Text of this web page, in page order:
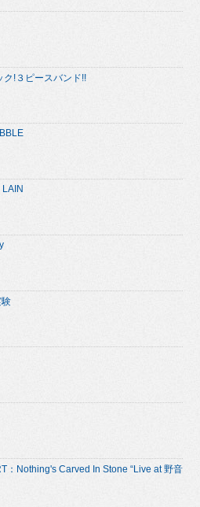
ク!３ピースバンド!!
LAIN
験
：Nothing's Carved In Stone “Live at 野音